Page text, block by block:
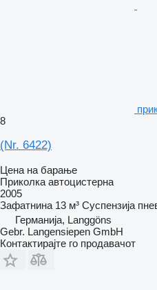
8
(Nr. 6422)
Цена на барање
Приколка автоцистерна
2005
Зафатнина 13 м³ Суспензија
Германија, Langgöns
Gebr. Langensiepen GmbH
Контактирајте го продавачот